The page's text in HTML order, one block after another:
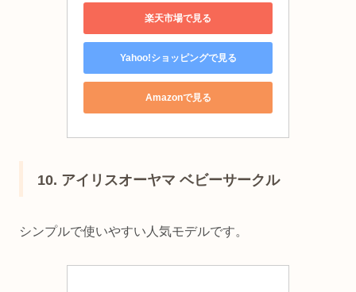
楽天市場で見る
Yahoo!ショッピングで見る
Amazonで見る
10. アイリスオーヤマ ベビーサークル
シンプルで使いやすい人気モデルです。